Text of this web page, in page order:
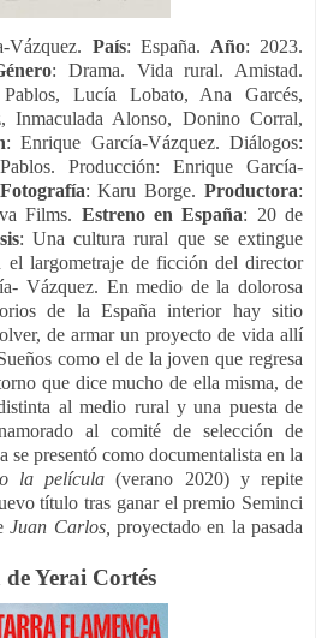
Vázquez. País: España. Año: 2023.
: Drama. Vida rural. Amistad.
Lucía Lobato, Ana Garcés,
Inmaculada Alonso, Donino Corral,
: Enrique García-Vázquez. Diálogos:
Producción: Enrique García-
Fotografía: Karu Borge. Productora:
Films. Estreno en España: 20 de
: Una cultura rural que se extingue
largometraje de ficción del director
Vázquez. En medio de la dolorosa
de la España interior hay sitio
de armar un proyecto de vida allí
como el de la joven que regresa
que dice mucho de ella misma, de
al medio rural y una puesta de
al comité de selección de
se presentó como documentalista en la
la película (verano 2020) y repite
título tras ganar el premio Seminci
Juan Carlos, proyectado en la pasada
Yerai Cortés